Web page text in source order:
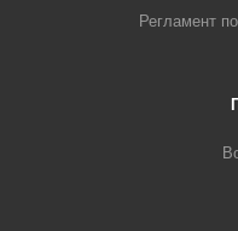
Регламент